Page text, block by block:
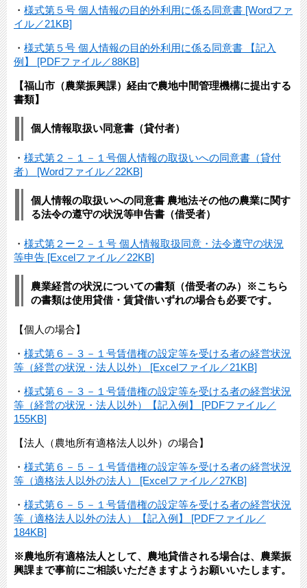
・ 様式第５号 個人情報の目的外利用に係る同意書 [Wordファ
イル／21KB]
・ 様式第５号 個人情報の目的外利用に係る同意書 【記入
例】 [PDFファイル／88KB]
【福山市（農業振興課）経由で農地中間管理機構に提出する
書類】
個人情報取扱い同意書（貸付者）
・ 様式第２－１－１号個人情報の取扱いへの同意書（貸付
者） [Wordファイル／22KB]
個人情報の取扱いへの同意書 農地法その他の農業に関す
る法令の遵守の状況等申告書（借受者）
・ 様式第２ー２－１号 個人情報取扱同意・法令遵守の状況
等申告 [Excelファイル／22KB]
農業経営の状況についての書類（借受者のみ）※こちら
の書類は使用貸借・賃貸借いずれの場合も必要です。
【個人の場合】
・ 様式第６－３－１号賃借権の設定等を受ける者の経営状況
等（経営の状況・法人以外） [Excelファイル／21KB]
・ 様式第６－３－１号賃借権の設定等を受ける者の経営状況
等（経営の状況・法人以外）【記入例】 [PDFファイル／
155KB]
【法人（農地所有適格法人以外）の場合】
・ 様式第６－５－１号賃借権の設定等を受ける者の経営状況
等（適格法人以外の法人） [Excelファイル／27KB]
・ 様式第６－５－１号賃借権の設定等を受ける者の経営状況
等（適格法人以外の法人）【記入例】 [PDFファイル／
184KB]
※農地所有適格法人として、農地貸借される場合は、農業振
興課まで事前にご相談いただきますようお願いいたします。